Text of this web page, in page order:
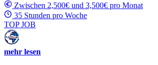
Zwischen 2,500€ und 3,500€ pro Monat
35 Stunden pro Woche
TOP JOB
mehr lesen